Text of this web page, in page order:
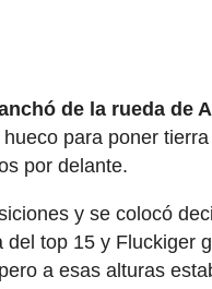
de la rueda de
para poner
por delante.
y se colocó
del top 15 y Fluckiger
a esas alturas